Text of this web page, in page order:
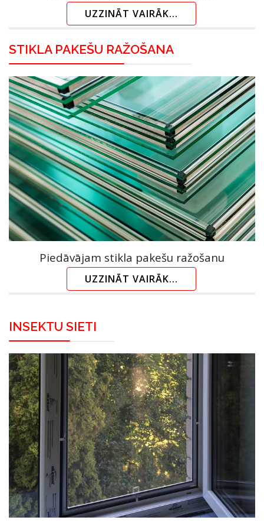
UZZINĀT VAIRĀK...
STIKLA PAKEŠU RAŽOŠANA
Piedāvājam stikla pakešu ražošanu
UZZINĀT VAIRĀK...
INSEKTU SIETI